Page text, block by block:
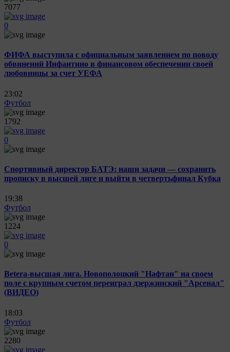
7077
0
ФИФА выступила с официальным заявлением по поводу
обвинений Инфантино в финансовом обеспечении своей
любовницы за счет УЕФА
23:02
Футбол
1792
0
Спортивный директор БАТЭ: наши задачи — сохранить
прописку в высшей лиге и выйти в четвертьфинал Кубка
19:38
Футбол
1224
0
Betera-высшая лига. Новополоцкий "Нафтан" на своем
поле с крупным счетом переиграл дзержинский "Арсенал"
(ВИДЕО)
18:03
Футбол
2280